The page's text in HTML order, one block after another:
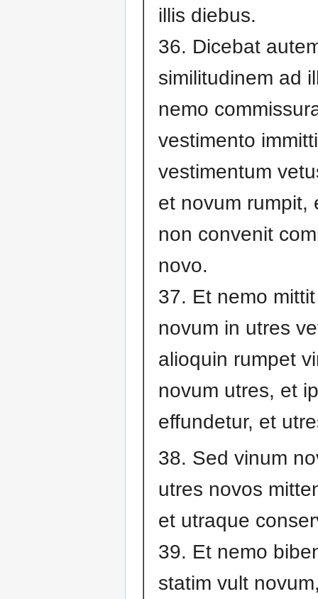
illis diebus.
36. Dicebat
similitudinem ad
nemo
vestimento
vestimentum
et novum rumpit,
non convenit
novo.
37. Et nemo
novum in utres
alioquin rumpet
novum utres, et
effundetur, et
38. Sed vinum
utres novos
et utraque
39. Et nemo
statim vult